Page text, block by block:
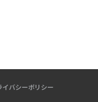
イバシーポリシー